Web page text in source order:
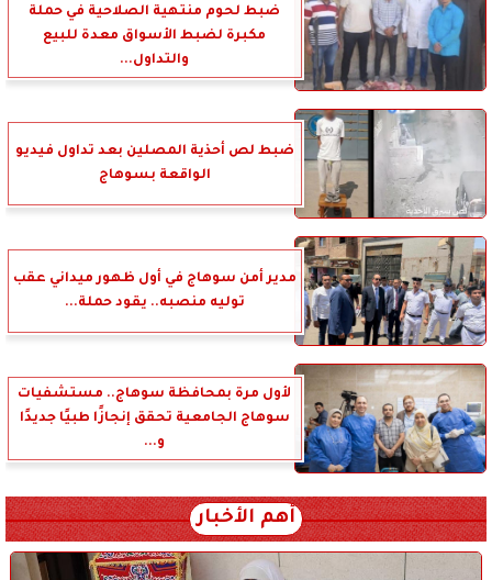
ضبط لحوم منتهية الصلاحية في حملة
مكبرة لضبط الأسواق معدة للبيع
والتداول...
ضبط لص أحذية المصلين بعد تداول فيديو
الواقعة بسوهاج
مدير أمن سوهاج في أول ظهور ميداني عقب
توليه منصبه.. يقود حملة...
لأول مرة بمحافظة سوهاج.. مستشفيات
سوهاج الجامعية تحقق إنجازًا طبيًا جديدًا
و...
أهم الأخبار